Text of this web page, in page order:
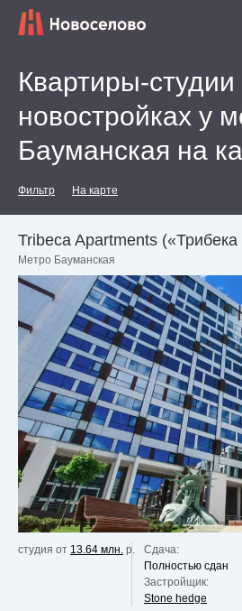
Квартиры-студии
новостройках у
Бауманская на
Фильтр На карте
Tribeca Apartments
Метро Бауманская
студия от 13.64 млн. р.
Сдача:
Полностью сдан
Застройщик:
Stone hedge